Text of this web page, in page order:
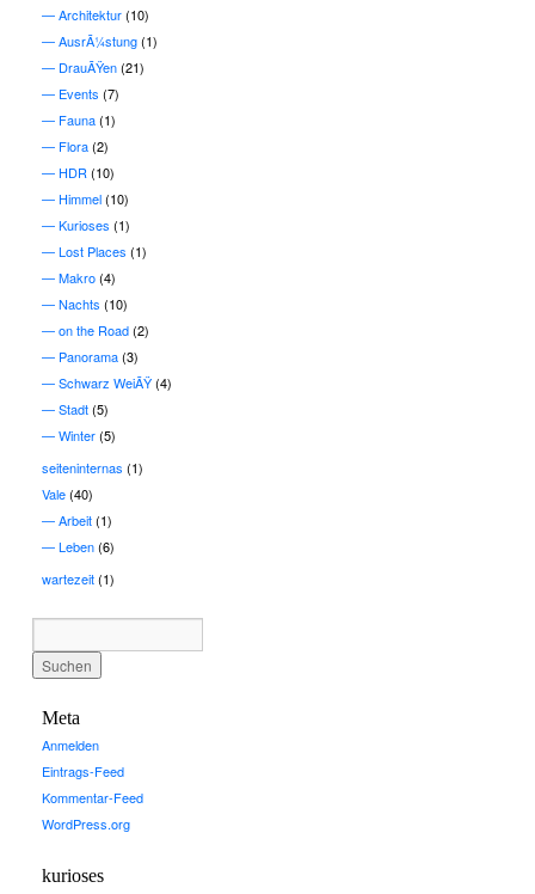
Architektur(10)
AusrÃ¼stung(1)
DrauÃŸen(21)
Events (7)
Fauna(1)
Flora(2)
HDR(10)
Himmel(10)
Kurioses (1)
Lost Places (1)
Makro(4)
Nachts (10)
on the Road(2)
Panorama(3)
Schwarz WeiÃŸ(4)
Stadt(5)
Winter(5)
seiteninternas (1)
Vale(40)
Arbeit(1)
Leben(6)
wartezeit(1)
Meta
Anmelden
Eintrags-Feed
Kommentar-Feed
WordPress.org
kurioses